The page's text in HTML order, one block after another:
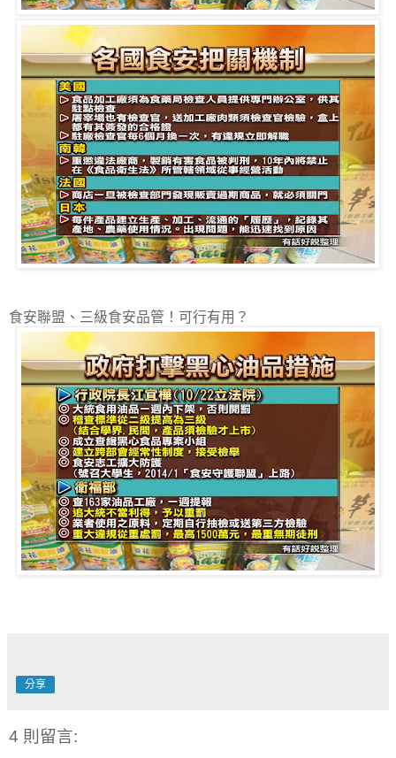
食安聯盟、三級食安品管！可行有用？
分享
4 則留言: